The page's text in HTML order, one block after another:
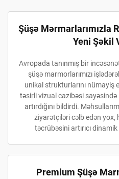
Şüşə Mərmarlarımızla
Yeni Şəkil
Avropada tanınmış bir
şüşə marmorlarımızı
unikal strukturlarını nümayiş
təsirli vizual cazibəsi sayəsində
artırdığını bildirdi.
ziyarətçiləri cəlb edən yox,
təcrübəsini artırıcı
Premium Şüşə